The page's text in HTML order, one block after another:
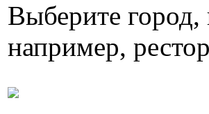
Выберите город,
например,